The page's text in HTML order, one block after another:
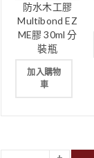
防水木工膠
Multibond EZ
ME膠 30ml 分
裝瓶
加入購物
車